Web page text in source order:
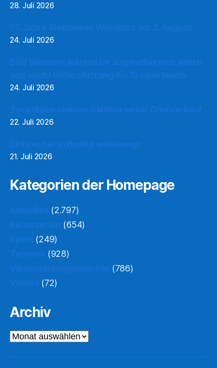
28. Juli 2026
24. Juli 2026
24. Juli 2026
22. Juli 2026
21. Juli 2026
Kategorien der Homepage
(2.797)
(654)
(249)
(928)
(786)
(72)
Archiv
Archiv